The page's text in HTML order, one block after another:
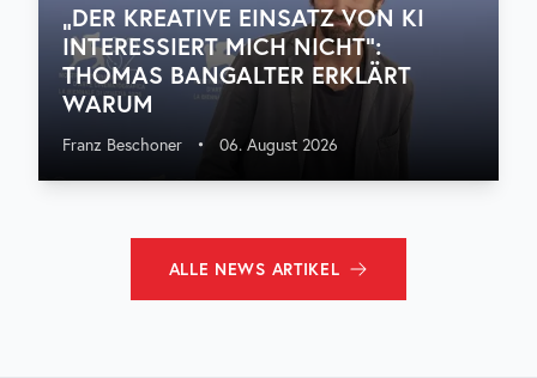
„DER KREATIVE EINSATZ VON KI
INTERESSIERT MICH NICHT“:
THOMAS BANGALTER ERKLÄRT
WARUM
Franz Beschoner • 06. August 2026
ALLE NEWS ARTIKEL